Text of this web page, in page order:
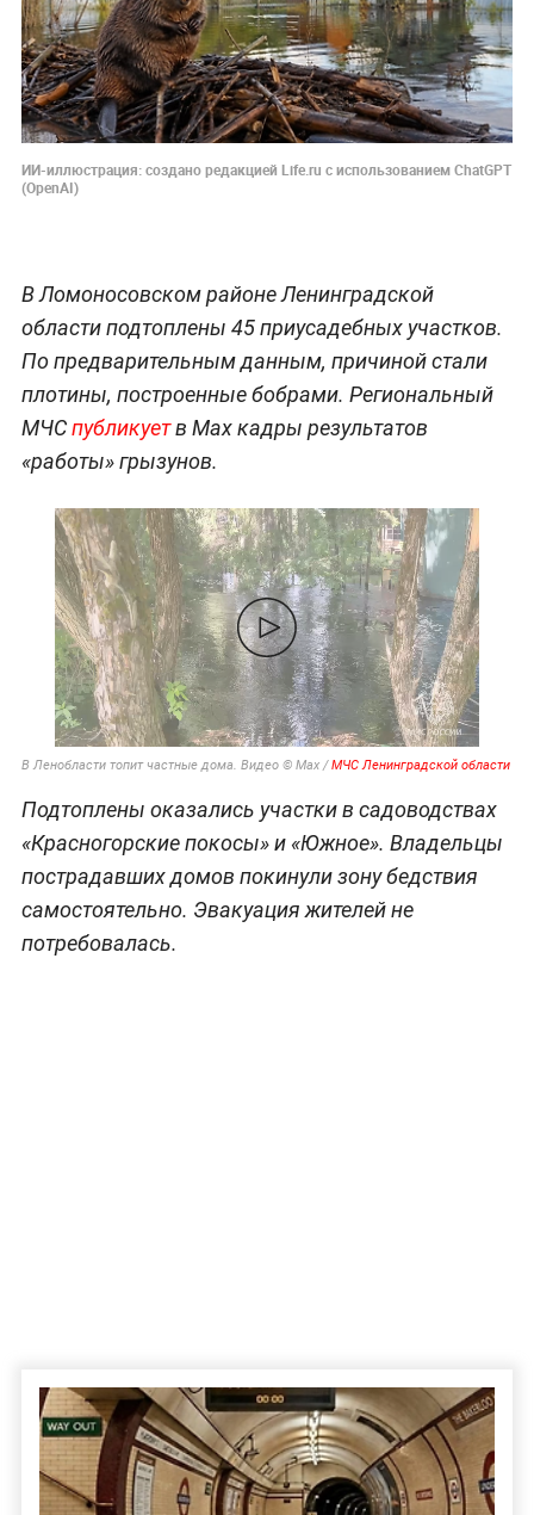
ИИ-иллюстрация: создано редакцией Life.ru с использованием ChatGPT
(OpenAI)
В Ломоносовском районе Ленинградской
области подтоплены 45 приусадебных участков.
По предварительным данным, причиной стали
плотины, построенные бобрами. Региональный
МЧСпубликуетв Max кадры результатов
«работы» грызунов.
В Ленобласти топит частные дома. Видео © Max /МЧС Ленинградской области
Подтоплены оказались участки в садоводствах
«Красногорские покосы» и «Южное». Владельцы
пострадавших домов покинули зону бедствия
самостоятельно. Эвакуация жителей не
потребовалась.